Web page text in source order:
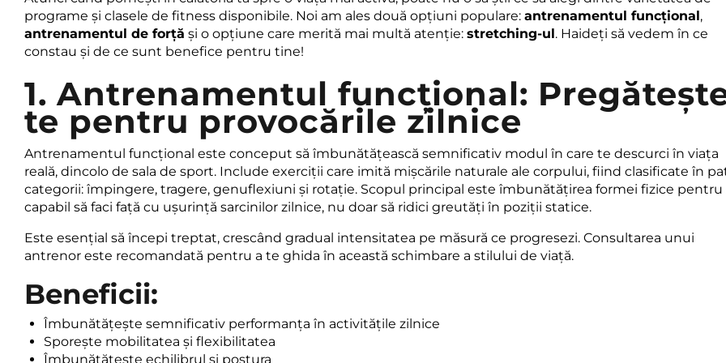
programe și clasele de fitness disponibile. Noi am ales două opțiuni populare: antrenamentul funcțional,
antrenamentul de forță și o opțiune care merită mai multă atenție: stretching-ul. Haideți să vedem în ce
constau și de ce sunt benefice pentru tine!
1. Antrenamentul funcțional:
te pentru provocările zilnice
Antrenamentul funcțional este conceput să îmbunătățească semnificativ modul în care te descurci în viața
reală, dincolo de sala de sport. Include exerciții care imită mișcările naturale ale corpului, fiind clasificate în
categorii: împingere, tragere, genuflexiuni și rotație. Scopul principal este îmbunătățirea formei fizice pentru
capabil să faci față cu ușurință sarcinilor zilnice, nu doar să ridici greutăți în poziții statice.
Este esențial să începi treptat, crescând gradual intensitatea pe măsură ce progresezi. Consultarea unui
antrenor este recomandată pentru a te ghida în această schimbare a stilului de viață.
Beneficii:
Îmbunătățește semnificativ performanța în activitățile zilnice
Sporește mobilitatea și flexibilitatea
Îmbunătățeste echilibrul și postura